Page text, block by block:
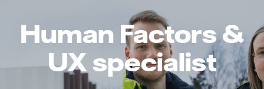
Human Factors &
UX specialist